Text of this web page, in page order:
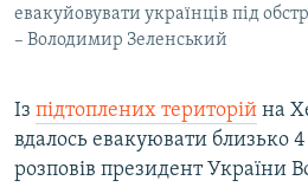
евакуйовувати українців під
– Володимир Зеленський
Із підтоплених територій на
вдалось евакуювати близько
розповів президент України